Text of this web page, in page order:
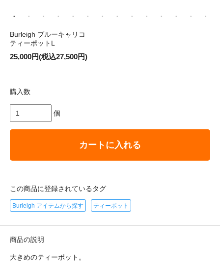
Burleigh ブルーキャリコ
ティーポットL
25,000円(税込27,500円)
購入数
個
カートに入れる
この商品に登録されているタグ
Burleigh アイテムから探す ティーポット
商品の説明
大きめのティーポット。